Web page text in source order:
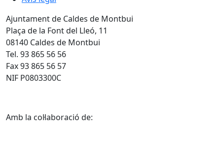
Ajuntament de Caldes de Montbui
Plaça de la Font del Lleó, 11
08140 Caldes de Montbui
Tel. 93 865 56 56
Fax 93 865 56 57
NIF P0803300C
Amb la col·laboració de: